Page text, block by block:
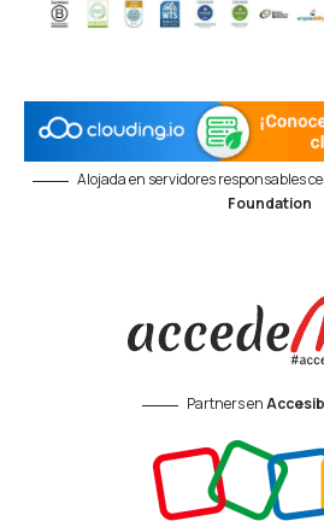
Alojada en servidores responsables
Foundation
Partners en